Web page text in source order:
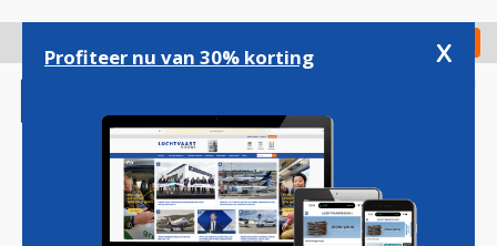
gaan
Check in
Profiteer nu van 30% korting x